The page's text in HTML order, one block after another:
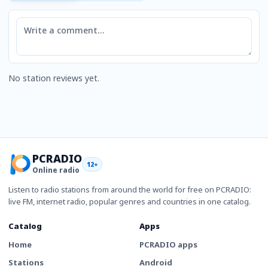
Comment
No station reviews yet.
PCRADIO
Online radio
12+
Listen to radio stations from around the world for free on PCRADIO:
live FM, internet radio, popular genres and countries in one catalog.
Catalog
Home
Stations
Apps
PCRADIO apps
Android